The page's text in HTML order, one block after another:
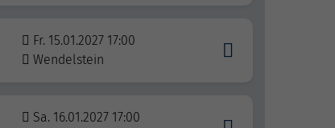
Fr. 15.01.2027 17:00
Wendelstein
Sa. 16.01.2027 17:00